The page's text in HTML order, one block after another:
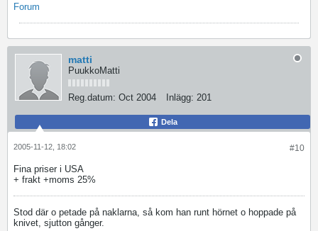
Forum
matti
PuukkoMatti
Reg.datum: Oct 2004 Inlägg: 201
Dela
#10
2005-11-12, 18:02
Fina priser i USA
+ frakt +moms 25%
Stod där o petade på naklarna, så kom han runt hörnet o hoppade på
knivet, sjutton gånger.